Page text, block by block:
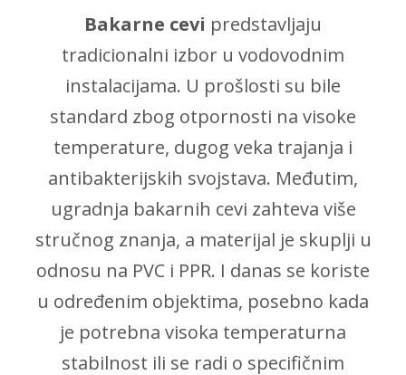
Bakarne cevi predstavljaju
tradicionalni izbor u vodovodnim
instalacijama. U prošlosti su bile
standard zbog otpornosti na visoke
temperature, dugog veka trajanja i
antibakterijskih svojstava. Međutim,
ugradnja bakarnih cevi zahteva više
stručnog znanja, a materijal je skuplji u
odnosu na PVC i PPR. I danas se koriste
u određenim objektima, posebno kada
je potrebna visoka temperaturna
stabilnost ili se radi o specifičnim